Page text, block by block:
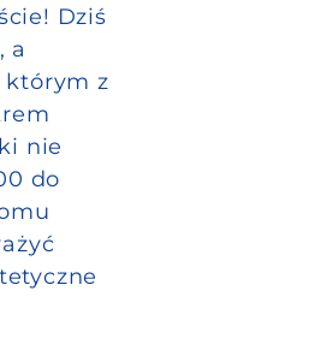
Dziś
a
którym z
nie
do